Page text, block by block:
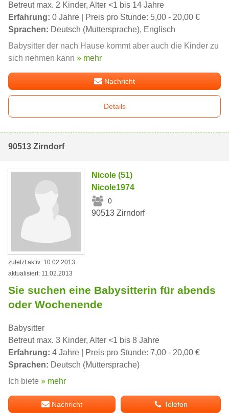
Betreut max. 2 Kinder, Alter <1 bis 14 Jahre
Erfahrung: 0 Jahre | Preis pro Stunde: 5,00 - 20,00 €
Sprachen: Deutsch (Muttersprache), Englisch
Babysitter der nach Hause kommt aber auch die Kinder zu
sich nehmen kann » mehr
Nachricht
Details
90513 Zirndorf
Nicole (51)
Nicole1974
0
90513 Zirndorf
zuletzt aktiv: 10.02.2013
aktualisiert: 11.02.2013
Sie suchen eine Babysitterin für abends
oder Wochenende
Babysitter
Betreut max. 3 Kinder, Alter <1 bis 8 Jahre
Erfahrung: 4 Jahre | Preis pro Stunde: 7,00 - 20,00 €
Sprachen: Deutsch (Muttersprache)
Ich biete » mehr
Nachricht Telefon